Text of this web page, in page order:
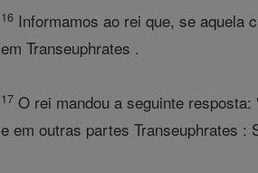
16 Informamos ao rei que, se aquela
em Transeuphrates .
17 O rei mandou a seguinte
e em outras partes Transeuphrates :